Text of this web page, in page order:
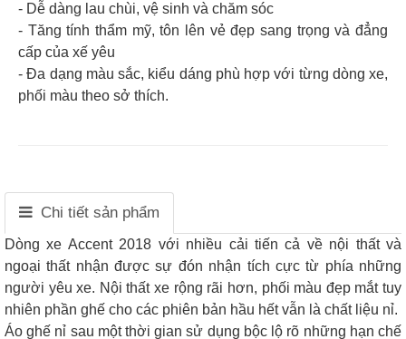
- Dễ dàng lau chùi, vệ sinh và chăm sóc
- Tăng tính thẩm mỹ, tôn lên vẻ đẹp sang trọng và đẳng
cấp của xế yêu
- Đa dạng màu sắc, kiểu dáng phù hợp với từng dòng xe,
phối màu theo sở thích.
Chi tiết sản phẩm
Dòng xe Accent 2018 với nhiều cải tiến cả về nội thất và
ngoại thất nhận được sự đón nhận tích cực từ phía những
người yêu xe. Nội thất xe rộng rãi hơn, phối màu đẹp mắt tuy
nhiên phần ghế cho các phiên bản hầu hết vẫn là chất liệu nỉ.
Áo ghế nỉ sau một thời gian sử dụng bộc lộ rõ những hạn chế